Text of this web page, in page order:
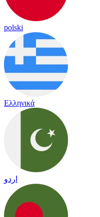
polski
Ελληνικά
اردو